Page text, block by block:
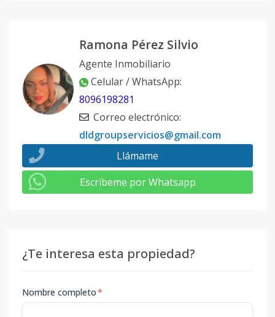
Ramona Pérez Silvio
Agente Inmobiliario
Celular / WhatsApp:
8096198281
Correo electrónico:
dldgroupservicios@gmail.com
Llámame
Escribeme por Whatsapp
¿Te interesa esta propiedad?
Nombre completo*